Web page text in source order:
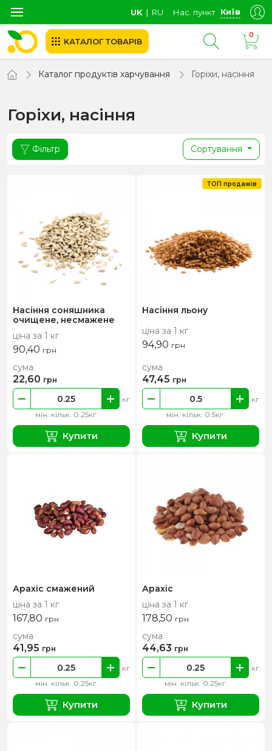
UK ∣ RU Нас. пункт Київ
КАТАЛОГ ТОВАРІВ
0
Каталог продуктів харчування Горіхи, насіння
Горіхи, насіння
Фільтр Сортування
Насіння соняшника
очищене, несмажене
ціна за 1 кг
90,40 грн
мін. кільк. 0.25кг
кг
сума
22,60 грн
Купити
Насіння льону
ціна за 1 кг
94,90 грн
мін. кільк. 0.5кг
кг
сума
47,45 грн
Купити
ТОП продажів
Арахіс смажений
ціна за 1 кг
167,80 грн
мін. кільк. 0.25кг
кг
сума
41,95 грн
Купити
Арахіс
ціна за 1 кг
178,50 грн
мін. кільк. 0.25кг
кг
сума
44,63 грн
Купити